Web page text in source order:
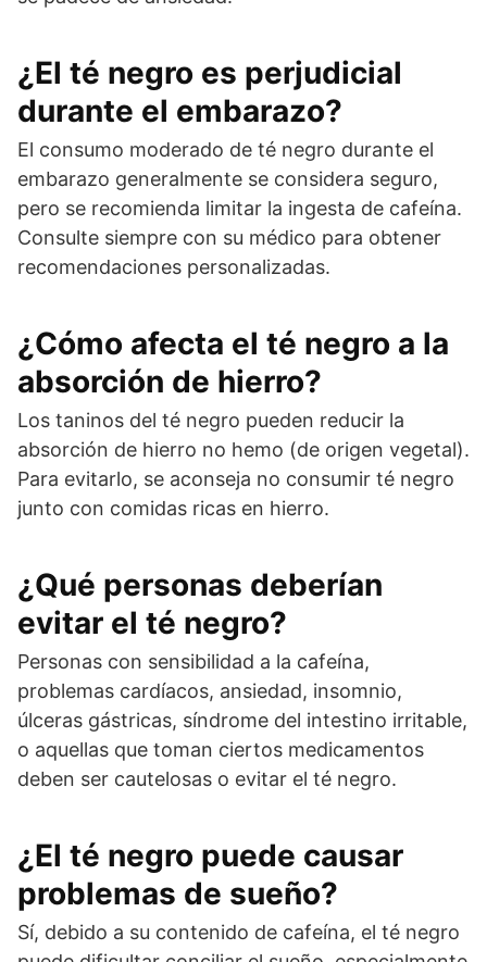
¿El té negro es perjudicial
durante el embarazo?
El consumo moderado de té negro durante el
embarazo generalmente se considera seguro,
pero se recomienda limitar la ingesta de cafeína.
Consulte siempre con su médico para obtener
recomendaciones personalizadas.
¿Cómo afecta el té negro a la
absorción de hierro?
Los taninos del té negro pueden reducir la
absorción de hierro no hemo (de origen vegetal).
Para evitarlo, se aconseja no consumir té negro
junto con comidas ricas en hierro.
¿Qué personas deberían
evitar el té negro?
Personas con sensibilidad a la cafeína,
problemas cardíacos, ansiedad, insomnio,
úlceras gástricas, síndrome del intestino irritable,
o aquellas que toman ciertos medicamentos
deben ser cautelosas o evitar el té negro.
¿El té negro puede causar
problemas de sueño?
Sí, debido a su contenido de cafeína, el té negro